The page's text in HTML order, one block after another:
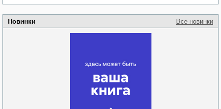
Новинки Все новинки